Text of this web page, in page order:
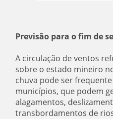
Previsão para o fim de
A circulação de ventos
sobre o estado mineiro
chuva pode ser
municípios, que podem
alagamentos,
transbordamentos de